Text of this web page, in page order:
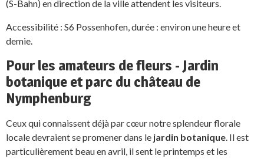
(S-Bahn) en direction de la ville attendent les visiteurs.
Accessibilité : S6 Possenhofen, durée : environ une heure et
demie.
Pour les amateurs de fleurs - Jardin
botanique et parc du château de
Nymphenburg
Ceux qui connaissent déjà par cœur notre splendeur florale
locale devraient se promener dans le jardin botanique. Il est
particulièrement beau en avril, il sent le printemps et les